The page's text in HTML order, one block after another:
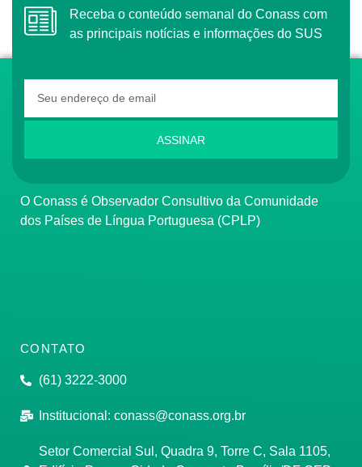
Receba o conteúdo semanal do Conass com
as principais notícias e informações do SUS
ASSINAR
O Conass é Observador Consultivo da Comunidade
dos Países de Língua Portuguesa (CPLP)
CONTATO
(61) 3222-3000
Institucional: conass@conass.org.br
Setor Comercial Sul, Quadra 9, Torre C, Sala 1105,